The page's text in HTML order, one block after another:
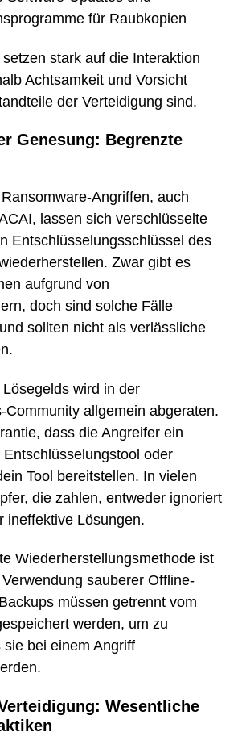
für Raubkopien
stark auf die Interaktion
Achtsamkeit und Vorsicht
der Verteidigung sind.
Genesung: Begrenzte
Angriffen, auch
lassen sich verschlüsselte
Entschlüsselungsschlüssel des
Zwar gibt es
aufgrund von
doch sind solche Fälle
sollten nicht als verlässliche
wird in der
Community allgemein abgeraten.
dass die Angreifer ein
oder
Tool bereitstellen. In vielen
die zahlen, entweder ignoriert
ineffektive Lösungen.
Wiederherstellungsmethode ist
sauberer Offline-
müssen getrennt vom
werden, um zu
bei einem Angriff
Wesentliche